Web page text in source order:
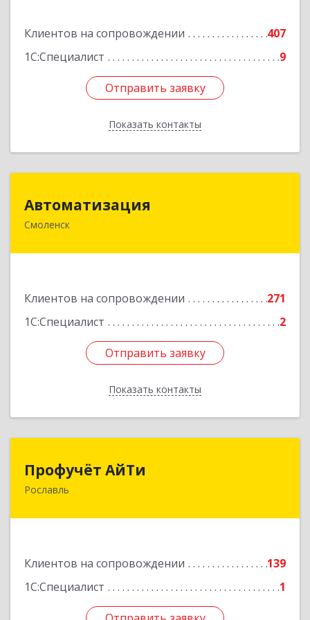
Клиентов на сопровождении
407
1С:Специалист
9
Отправить заявку
Показать контакты
Отправить заявку
Назад
Автоматизация
Смоленск
Клиентов на сопровождении
271
1С:Специалист
2
Отправить заявку
Показать контакты
214019, Смоленская обл, Смоленск г, Марии
Отправить заявку
Назад
Профучёт АйТи
Рославль
Клиентов на сопровождении
139
1С:Специалист
1
216500, Смоленская обл, Рославльский р-н,